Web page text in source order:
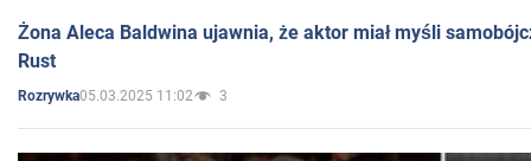
Żona Aleca Baldwina ujawnia, że aktor miał myśli
Rust
Rozrywka05.03.2025 11:02 3